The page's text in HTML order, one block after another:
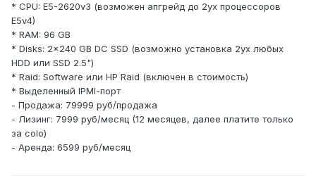
* CPU: E5-2620v3 (возможен апгрейд до 2ух процессоров
E5v4)
* RAM: 96 GB
* Disks: 2x240 GB DC SSD (возможно установка 2ух любых
HDD или SSD 2.5")
* Raid: Software или HP Raid (включен в стоимость)
* Выделенный IPMI-порт
- Продажа: 79999 руб/продажа
- Лизинг: 7999 руб/месяц (12 месяцев, далее платите только
за colo)
- Аренда: 6599 руб/месяц